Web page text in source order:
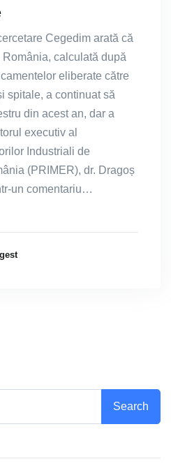
Cegedim arată că
calculată după
eliberate către
spitale, a continuat să
din acest an, dar a
executiv al
Industriali de
(PRIMER), dr. Dragoș
un comentariu…